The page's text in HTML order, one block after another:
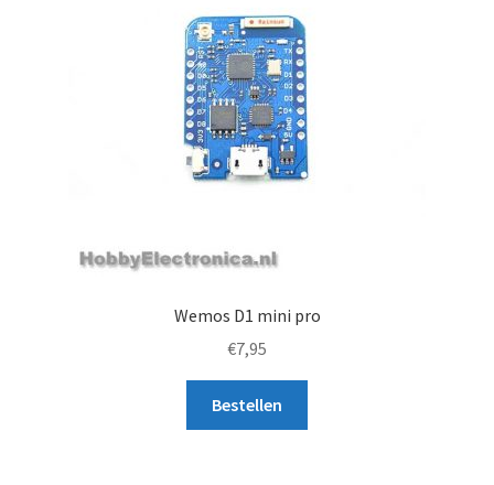
Wemos D1 mini pro
€7,95
Bestellen